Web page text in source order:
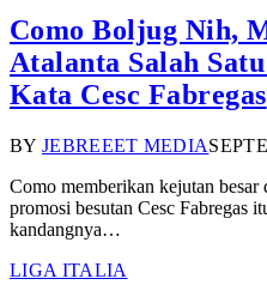
Como Boljug Nih,
Atalanta Salah
Kata Cesc Fabregas
BY JEBREEET MEDIA
Como memberikan kejutan
promosi besutan Cesc Fabregas
kandangnya…
LIGA ITALIA